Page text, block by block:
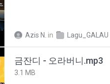
Azis N. in Lagu_GALAU
금잔디 - 오라버니.mp3
3.1 MB